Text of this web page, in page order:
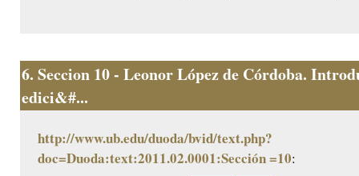
6. Seccion 10 - Leonor López de Córdoba.
edici&#...
http://www.ub.edu/duoda/bvid/text.php?
doc=Duoda:text:2011.02.0001:Sección =10: